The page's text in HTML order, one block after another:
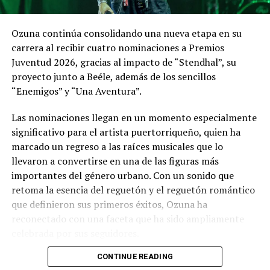
Youtube, ofreciendo una experiencia visual y
auditiva cargada de sentimiento.
El repertorio de “Leal Íntimo Live” es un recorrido
autoría que alcanzaron los primeros lugares de las
carteleras con Voz Veis, tales como “Vas”, “Para
volver a comenzar” y “Somos más”. Asimismo,
revive la etapa de Nauta con el éxito “Me Sobra”,
entrelazando estos hitos con sus poderosas
composiciones en solitario, entre las que
destacan “Me escapé”, “Máquina del tiempo” y
“Quiero mostrar ese pasado y el presente de lo
Ozuna continúa consolidando una nueva etapa en su
carrera al recibir cuatro nominaciones a Premios
Juventud 2026, gracias al impacto de “Stendhal”, su
proyecto junto a Beéle, además de los sencillos
“Enemigos” y “Una Aventura”.
Las nominaciones llegan en un momento especialmente
significativo para el artista puertorriqueño, quien ha
marcado un regreso a las raíces musicales que lo
llevaron a convertirse en una de las figuras más
importantes del género urbano. Con un sonido que
retoma la esencia del reguetón y el reguetón romántico
que definieron sus primeros éxitos, Ozuna ha
reconectado con una faceta que ha sido ampliamente
Ese reencuentro con su esencia quedó reflejado en “Una
CONTINUE READING